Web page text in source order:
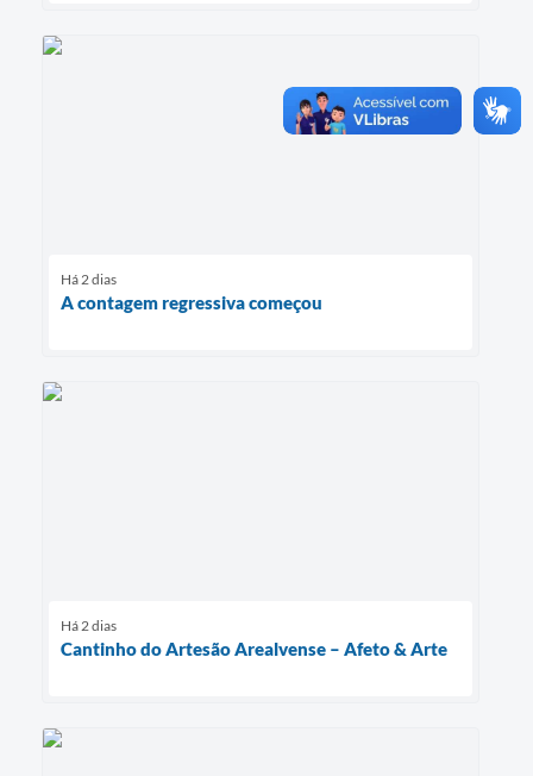
Há 2 dias
A contagem regressiva começou
Há 2 dias
Cantinho do Artesão Arealvense – Afeto & Arte